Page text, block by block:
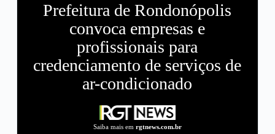
Prefeitura de Rondonópolis
convoca empresas e
profissionais para
credenciamento de serviços de
ar-condicionado
Saiba mais em rgtnews.com.br